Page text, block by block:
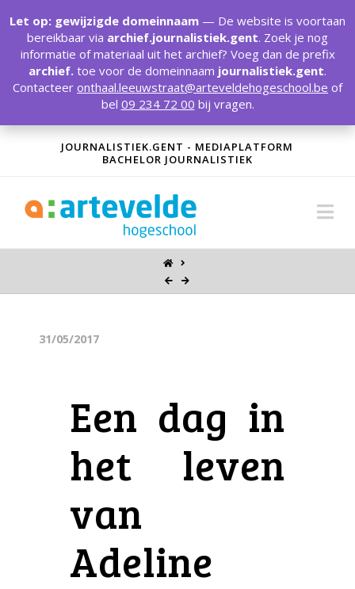
JOURNALISTIEK.GENT - MEDIAPLATFORM
BACHELOR JOURNALISTIEK
31/05/2017
Een dag in
het leven
van
Adeline
Let op: gewijzigde domeinnaam — De website is voortaan
bereikbaar via archief.journalistiek.gent. Zoek je nog
informatie of materiaal uit het archief? Voeg dan de prefix
archief. toe voor de domeinnaam journalistiek.gent.
Contacteer onthaal.leeuwstraat@arteveldehogeschool.be of
bel 09 234 72 00 bij vragen.